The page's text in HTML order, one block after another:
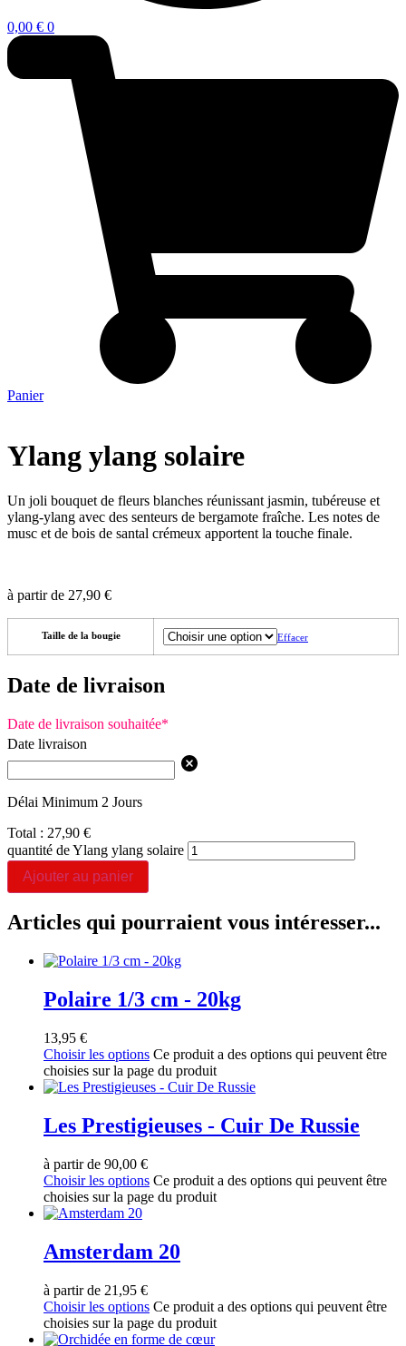
0,00 € 0
Panier
Ylang ylang solaire
Un joli bouquet de fleurs blanches réunissant jasmin, tubéreuse et
ylang-ylang avec des senteurs de bergamote fraîche. Les notes de
musc et de bois de santal crémeux apportent la touche finale.
à partir de 27,90 €
Taille de la bougie Effacer
Date de livraison
Date de livraison souhaitée*
Date livraison
Délai Minimum 2 Jours
Total : 27,90 €
quantité de Ylang ylang solaire
Ajouter au panier
Articles qui pourraient vous intéresser...
Polaire 1/3 cm - 20kg
13,95 €
Choisir les options Ce produit a des options qui peuvent être
choisies sur la page du produit
Les Prestigieuses - Cuir De Russie
à partir de 90,00 €
Choisir les options Ce produit a des options qui peuvent être
choisies sur la page du produit
Amsterdam 20
à partir de 21,95 €
Choisir les options Ce produit a des options qui peuvent être
choisies sur la page du produit